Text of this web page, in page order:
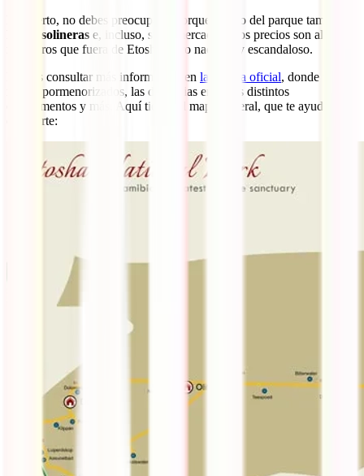
Por cierto, no debes preocuparte porque dentro del parque también
gasolineras e, incluso, supermercados. Los precios son algo
más caros que fuera de Etosha, pero nada muy escandaloso.
Puedes consultar más información en la página oficial, donde tienes
mapas pormenorizados, las distancias entre los distintos
campamentos y más. Aquí tienes el mapa general, que te ayudará a
orientarte: